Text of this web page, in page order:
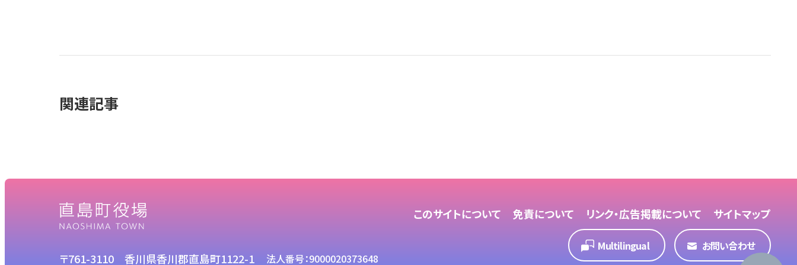
関連記事
〒761-3110 香川県香川郡直島町1122-1 法人番号：9000020373648
このサイトについて 免責について リンク・広告掲載について サイトマップ
Multilingual お問い合わせ